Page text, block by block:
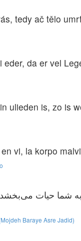
tedy ač tělo
eder, da er vel
ulieden is, zo is
vi, la korpo
شما حیات
Baraye Asre Jadid)